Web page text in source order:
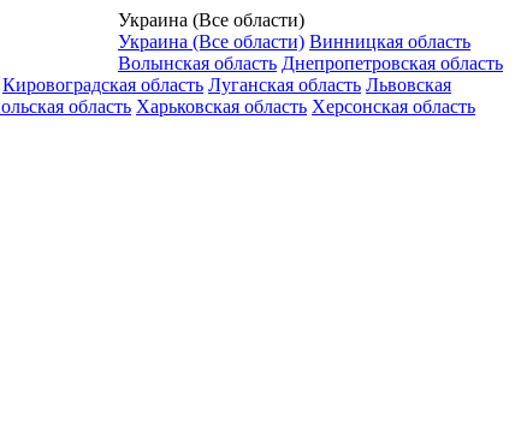
Украина (Все области)
Украина (Все области) Винницкая область
Волынская область Днепропетровская область
Кировоградская область Луганская область Львовская
область Харьковская область Херсонская область